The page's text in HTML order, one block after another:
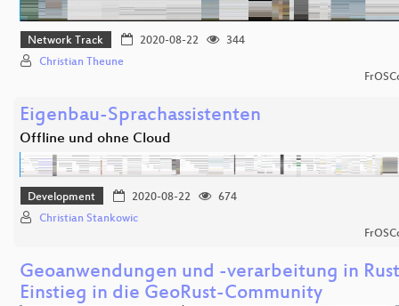
Network Track 2020-08-22
344
Christian Theune
Eigenbau-Sprachassistenten
Offline und ohne Cloud
Development 2020-08-22
674
Christian Stankowic
Geoanwendungen und -verarbeitung in
Einstieg in die GeoRust-Community